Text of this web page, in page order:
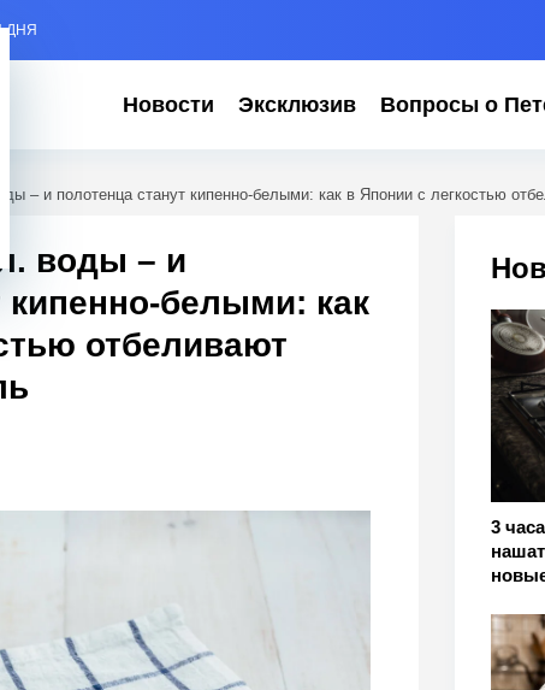
ДНЯ
Новости Эксклюзив Вопросы о
– и полотенца станут кипенно-белыми: как в Японии с легкостью
3
воды – и
кипенно-белыми: как
отбеливают